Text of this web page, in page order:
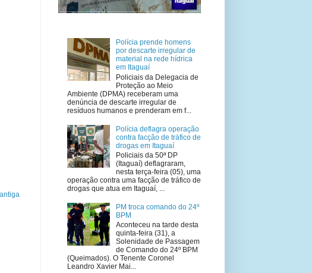
Polícia prende homens
por descarte irregular de
material na rede hídrica
em Itaguaí
Policiais da Delegacia de
Proteção ao Meio
Ambiente (DPMA) receberam uma
denúncia de descarte irregular de
resíduos humanos e prenderam em f...
Polícia deflagra operação
contra facção de tráfico de
drogas em Itaguaí
Policiais da 50ª DP
(Itaguaí) deflagraram,
nesta terça-feira (05), uma
operação contra uma facção de tráfico de
drogas que atua em Itaguaí, ...
PM troca comando do 24º
BPM
Aconteceu na tarde desta
quinta-feira (31), a
Solenidade de Passagem
de Comando do 24º BPM
(Queimados). O Tenente Coronel
Leandro Xavier Mai...